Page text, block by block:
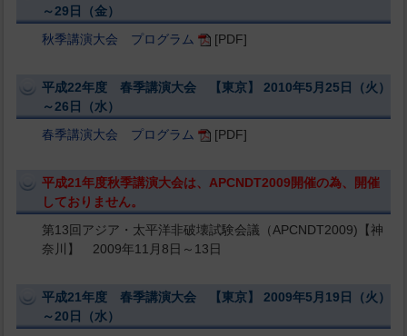
～29日（金）
秋季講演大会 プログラム
[PDF]
平成22年度 春季講演大会 【東京】 2010年5月25日（火）
～26日（水）
春季講演大会 プログラム
[PDF]
平成21年度秋季講演大会は、APCNDT2009開催の為、開催
しておりません。
第13回アジア・太平洋非破壊試験会議（APCNDT2009)【神
奈川】 2009年11月8日～13日
平成21年度 春季講演大会 【東京】 2009年5月19日（火）
～20日（水）